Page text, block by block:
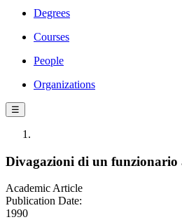
Degrees
Courses
People
Organizations
☰
Divagazioni di un funzionario
Academic Article
Publication Date:
1990